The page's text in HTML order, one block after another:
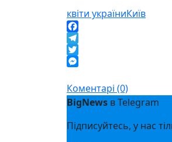
квіти україниКиїв
Facebook
Telegram
Twitter
Коментарі (0)
BigNews в Telegram
Підписуйтесь, у нас